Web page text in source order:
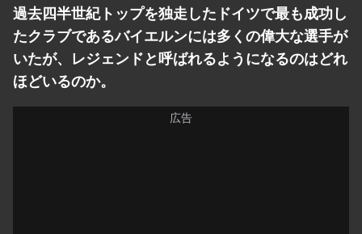
過去四半世紀トップを独走したドイツで最も成功し
たクラブであるバイエルンには多くの偉大な選手が
いたが、レジェンドと呼ばれるようになるのはどれ
ほどいるのか。